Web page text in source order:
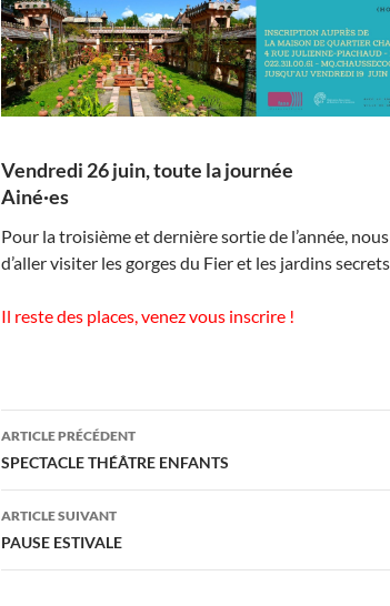
Vendredi 26 juin, toute la journée
Ainé·es
Pour la troisième et dernière sortie de l’année,
d’aller visiter les gorges du Fier et les jardins
Il reste des places, venez vous inscrire !
Navigation
des
articles
ARTICLE PRÉCÉDENT
SPECTACLE THÉÂTRE ENFANTS
ARTICLE SUIVANT
PAUSE ESTIVALE